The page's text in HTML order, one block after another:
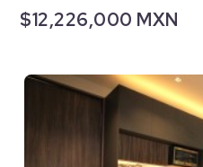
$12,226,000 MXN